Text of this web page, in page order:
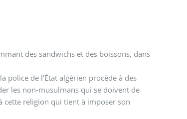
des sandwichs et des boissons, dans
police de l’État algérien procède à des
les non-musulmans qui se doivent de
cette religion qui tient à imposer son